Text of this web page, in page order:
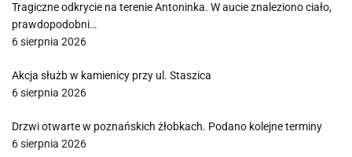
Tragiczne odkrycie na terenie Antoninka. W aucie znaleziono ciało,
prawdopodobni…
6 sierpnia 2026
Akcja służb w kamienicy przy ul. Staszica
6 sierpnia 2026
Drzwi otwarte w poznańskich żłobkach. Podano kolejne terminy
6 sierpnia 2026